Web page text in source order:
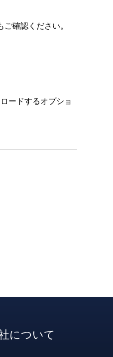
確認ください。
ードするオプショ
について